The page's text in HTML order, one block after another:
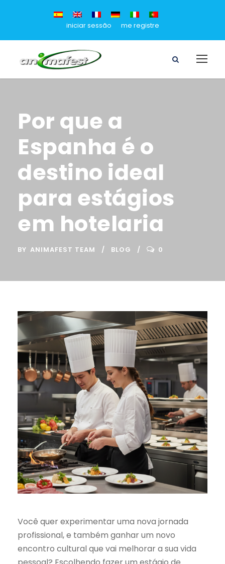
iniciar sessão me registre
Por que a
Espanha é o
destino ideal
para estágios
em hotelaria
BY ANIMAFEST TEAM BLOG 0
Você quer experimentar uma nova jornada
profissional, e também ganhar um novo
encontro cultural que vai melhorar a sua vida